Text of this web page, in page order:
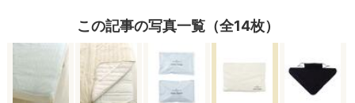
この記事の写真一覧（全14枚）